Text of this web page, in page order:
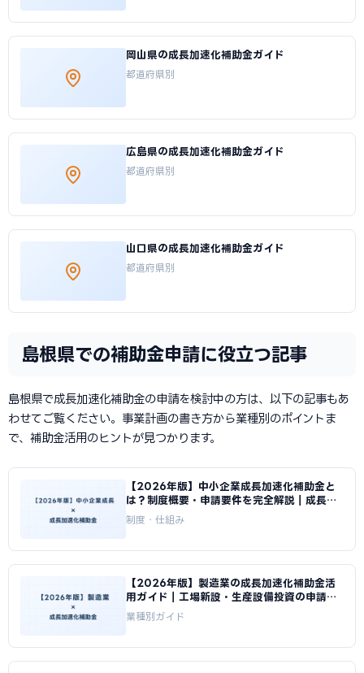
岡山県の成長加速化補助金ガイド
都道府県別
広島県の成長加速化補助金ガイド
都道府県別
山口県の成長加速化補助金ガイド
都道府県別
島根県での補助金申請に役立つ記事
島根県で成長加速化補助金の申請を検討中の方は、以下の記事もあ
わせてご覧ください。事業計画の書き方から業種別のポイントま
で、補助金活用のヒントが見つかります。
【2026年版】中小企業成長加速化補助金と
は？制度概要・申請要件を完全解説｜成長加
速化補助金ナビ
制度・仕組み
【2026年版】製造業の成長加速化補助金活
用ガイド｜工場新設・生産設備投資の申請戦
略｜成長加速化補助金ナビ
業種別ガイド